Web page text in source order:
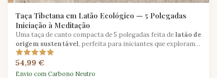
Taça Tibetana em Latão Ecológico — 5 Polegadas
Iniciação à Meditação
Uma taça de canto compacta de 5 polegadas feita delatão de
origem sustentável, perfeita para iniciantes que exploram a
prática sonora consciente.
54,99 €
Envio com Carbono Neutro